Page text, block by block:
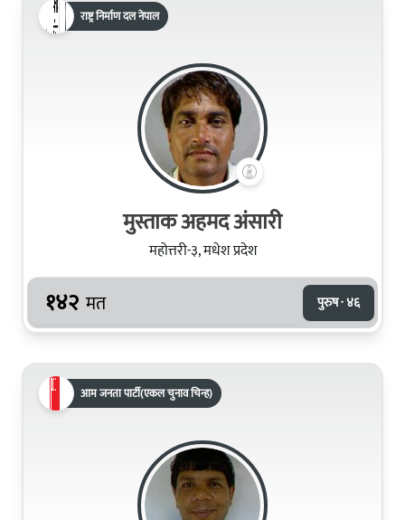
राष्ट्र निर्माण दल नेपाल
मुस्ताक अहमद अंसारी
महोत्तरी-३, मधेश प्रदेश
१४२ मत पुरुष · ४६
आम जनता पार्टी(एकल चुनाव चिन्ह)